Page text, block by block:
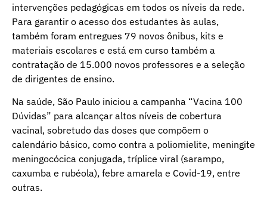
intervenções pedagógicas em todos os níveis da rede.
Para garantir o acesso dos estudantes às aulas,
também foram entregues 79 novos ônibus, kits e
materiais escolares e está em curso também a
contratação de 15.000 novos professores e a seleção
de dirigentes de ensino.
Na saúde, São Paulo iniciou a campanha “Vacina 100
Dúvidas” para alcançar altos níveis de cobertura
vacinal, sobretudo das doses que compõem o
calendário básico, como contra a poliomielite, meningite
meningocócica conjugada, tríplice viral (sarampo,
caxumba e rubéola), febre amarela e Covid-19, entre
outras.